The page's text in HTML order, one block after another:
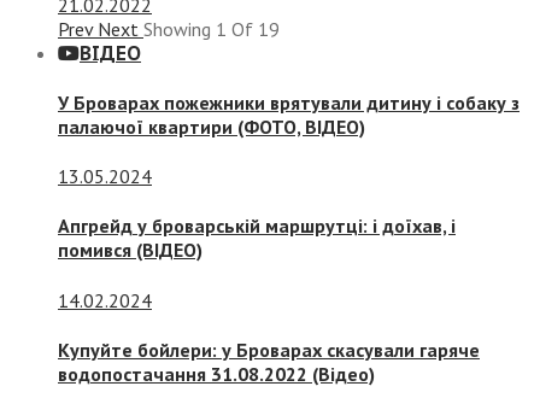
Prev Next Showing 1 Of 19
ВІДЕО
У Броварах пожежники врятували дитину і собаку з
палаючої квартири (ФОТО, ВІДЕО)
13.05.2024
Апгрейд у броварській маршрутці: і доїхав, і
помився (ВІДЕО)
14.02.2024
Купуйте бойлери: у Броварах скасували гаряче
водопостачання 31.08.2022 (Відео)